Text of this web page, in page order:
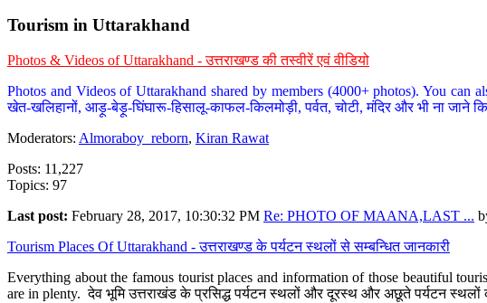
Tourism in Uttarakhand
Photos & Videos of Uttarakhand - उत्तराखण्ड की तस्वीरें एवं वीडियो
Photos and Videos of Uttarakhand shared by members (4000+ photos). You can
खेत-खलिहानों, आड़ू-बेड़ू-घिंघारू-हिसालू-काफल-किलमोड़ी, पर्वत, चोटी, मंदिर और भी ना
Moderators: Almoraboy_reborn, Kiran Rawat
Posts: 11,227
Topics: 97
Last post: February 28, 2017, 10:30:32 PM Re: PHOTO OF MAANA,LAST ...
Tourism Places Of Uttarakhand - उत्तराखण्ड के पर्यटन स्थलों से सम्बन्धित जानकारी
Everything about the famous tourist places and information of those beautiful
are in plenty. देव भूमि उत्तराखंड के प्रसिद्ध पर्यटन स्थलों और दूरस्थ और अछूते पर्यटन